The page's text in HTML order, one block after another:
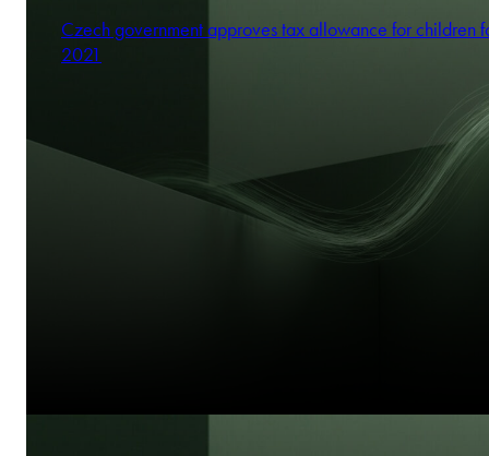
Czech government approves tax allowance for children
2021